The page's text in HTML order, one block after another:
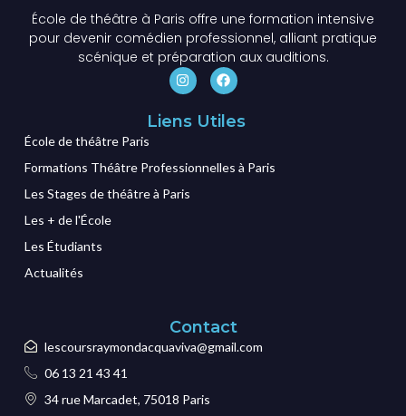
École de théâtre à Paris offre une formation intensive
pour devenir comédien professionnel, alliant pratique
scénique et préparation aux auditions.
Liens Utiles
École de théâtre Paris
Formations Théâtre Professionnelles à Paris
Les Stages de théâtre à Paris
Les + de l'École
Les Étudiants
Actualités
Contact
lescoursraymondacquaviva@gmail.com
06 13 21 43 41
34 rue Marcadet, 75018 Paris